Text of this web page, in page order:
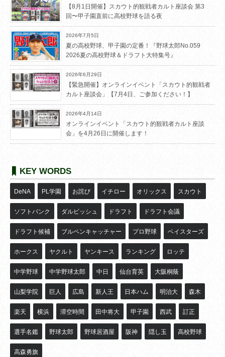
【8月1日開催】スカウト的観戦者カルト座談会 第3
回〜甲子園直前に高校野球を語る夜
2026年7月5日
夏の高校野球、甲子園の定番！『野球太郎No.059
2026夏の高校野球＆ドラフト大特集号』
2026年6月29日
【緊急開催】オンラインイベント「スカウト的観戦者
カルト座談会」【7月4日、ご参加ください！】
2026年4月14日
オンラインイベント「スカウト的観戦者カルト座談
会」を4月26日に開催します！
KEY WORDS
DeNA PL学園 お詫び イチロー オリックス スカウト
ソフトバンク ダルビッシュ ドラフト ドラフト会議
ドラフト候補 ブルペンキャッチャー プロ野球 ベイスターズ
ホークス ヤクルト ヤンキース ランキング ロッテ
中学野球 中学野球太郎 中日 仙台育英 大阪桐蔭
山梨学院 巨人 広島 新人王 日本ハム 明治大 森木
楽天 横浜 滞空時間 田中将大 甲子園 西武 訂正
選手名鑑 野球太郎 野球居酒屋 阪神 隠し玉 高校野球
高森勇旗